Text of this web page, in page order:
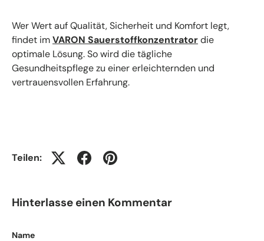
Wer Wert auf Qualität, Sicherheit und Komfort legt,
findet imVARON Sauerstoffkonzentratordie
optimale Lösung. So wird die tägliche
Gesundheitspflege zu einer erleichternden und
vertrauensvollen Erfahrung.
Teilen:
Hinterlasse einen Kommentar
Name